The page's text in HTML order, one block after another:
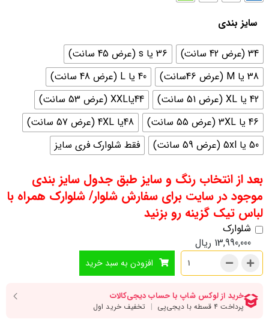
سایز بندی
34 (عرض 42 سانت)
36 یا s (عرض 45 سانت)
38 یا M (عرض 46سانت)
40 یا L (عرض 48 سانت)
42 یا XL (عرض 51 سانت)
44یاXXL (عرض 53 سانت)
46 یا 3XL (عرض 55 سانت)
48یا 4XL (عرض 57 سانت)
50 یا 5xl (عرض 59 سانت)
فقط شلوارک فری سایز
بعد از انتخاب رنگ و سایز طبق جدول سایز بندی
موجود در سایت برای سفارش شلوار/ شلوارک همراه با
لباس تیک گزینه رو بزنید
شلوارک
13,990,000 ریال
افزودن به سبد خرید